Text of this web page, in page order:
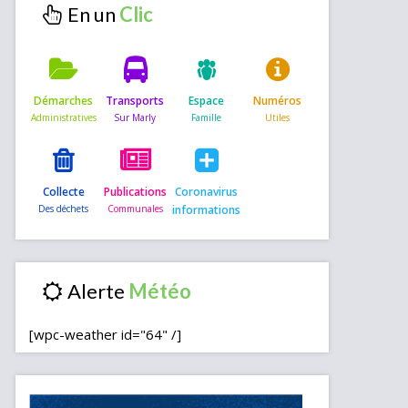
En un
Démarches Transports Espace Numéros
Collecte Publications Coronavirus
informations
Alerte
[wpc-weather id="64" /]